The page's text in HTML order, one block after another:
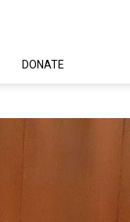
DONATE